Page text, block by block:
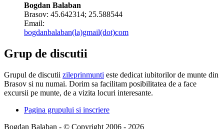
Bogdan Balaban
Brasov: 45.642314; 25.588544
Email:
bogdanbalaban(la)gmail(dot)com
Grup de discutii
Grupul de discutii zileprinmunti este dedicat iubitorilor de munte din
Brasov si nu numai. Dorim sa facilitam posibilitatea de a face
excursii pe munte, de a vizita locuri interesante.
Pagina grupului si inscriere
Bogdan Balaban - © Copyright 2006 - 2026